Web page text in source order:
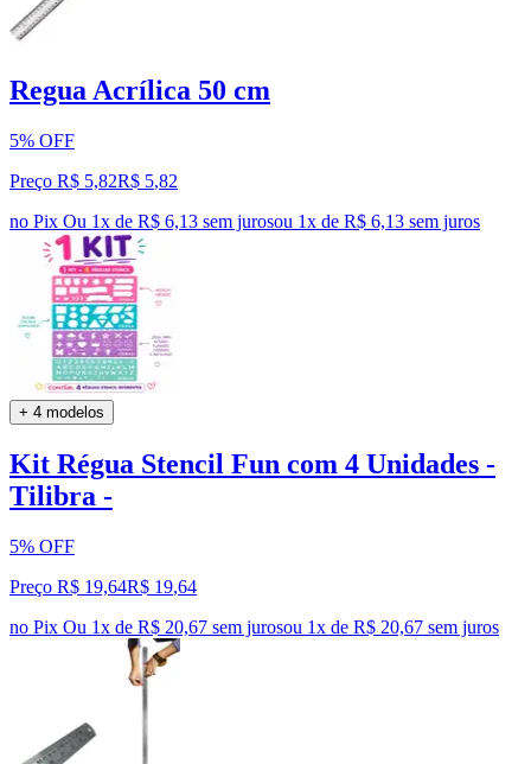
Regua Acrílica 50 cm
5% OFF
Preço R$ 5,82R$ 5,82
no Pix Ou 1x de R$ 6,13 sem jurosou 1x de R$ 6,13 sem juros
+ 4 modelos
Kit Régua Stencil Fun com 4 Unidades -
Tilibra -
5% OFF
Preço R$ 19,64R$ 19,64
no Pix Ou 1x de R$ 20,67 sem jurosou 1x de R$ 20,67 sem juros